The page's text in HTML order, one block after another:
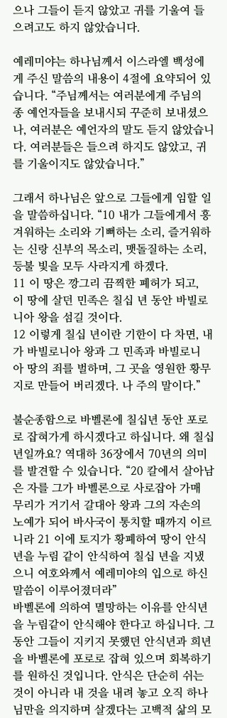
으나 그들이 듣지 않았고 귀를 기울여 들
으려고도 하지 않았습니다.
예레미야는 하나님께서 이스라엘 백성에
게 주신 말씀의 내용이 4절에 요약되어 있
습니다. “주님께서는 여러분에게 주님의
종 예언자들을 보내시되 꾸준히 보내셨으
나, 여러분은 예언자의 말도 듣지 않았습니
다. 여러분들은 들으려 하지도 않았고, 귀
를 기울이지도 않았습니다.”
그래서 하나님은 앞으로 그들에게 임할 일
을 말씀하십니다. “10 내가 그들에게서 흥
겨워하는 소리와 기뻐하는 소리, 즐거워하
는 신랑 신부의 목소리, 맷돌질하는 소리,
등불 빛을 모두 사라지게 하겠다.
11 이 땅은 깡그리 끔찍한 폐허가 되고,
이 땅에 살던 민족은 칠십 년 동안 바빌로
니아 왕을 섬길 것이다.
12 이렇게 칠십 년이란 기한이 다 차면, 내
가 바빌로니아 왕과 그 민족과 바빌로니
아 땅의 죄를 벌하며, 그 곳을 영원한 황무
지로 만들어 버리겠다. 나 주의 말이다.”
불순종함으로 바벨론에 칠십년 동안 포로
로 잡혀가게 하시겠다고 하십니다. 왜 칠십
년일까요? 역대하 36장에서 70년의 의미
를 발견할 수 있습니다. “20 칼에서 살아남
은 자를 그가 바벨론으로 사로잡아 가매
무리가 거기서 갈대아 왕과 그의 자손의
노예가 되어 바사국이 통치할 때까지 이르
니라 21 이에 토지가 황폐하여 땅이 안식
년을 누림 같이 안식하여 칠십 년을 지냈
으니 여호와께서 예레미야의 입으로 하신
말씀이 이루어졌더라”
바벨론에 의하여 멸망하는 이유를 안식년
을 누림같이 안식해야 한다고 하십니다. 그
동안 그들이 지키지 못했던 안식년과 희년
을 바벨론에 포로로 잡혀 있으며 회복하기
를 원하신 것입니다. 안식은 단순히 쉬는
것이 아니라 내 것을 내려 놓고 오직 하나
님만을 의지하며 살겠다는 고백적 삶의 모